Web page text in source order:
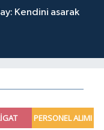
Kendini asarak